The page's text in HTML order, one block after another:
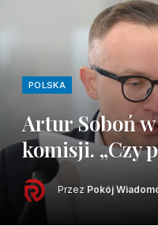
POLSKA
Artur Soboń
komisji. „Czy
Przez Pokój